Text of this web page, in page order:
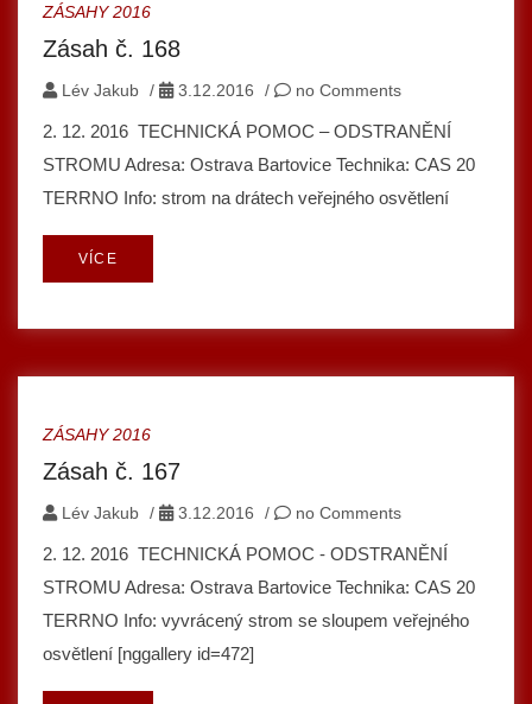
ZÁSAHY 2016
Zásah č. 168
Lév Jakub / 3.12.2016 / no Comments
2. 12. 2016 TECHNICKÁ POMOC – ODSTRANĚNÍ
STROMU Adresa: Ostrava Bartovice Technika: CAS 20
TERRNO Info: strom na drátech veřejného osvětlení
VÍCE
ZÁSAHY 2016
Zásah č. 167
Lév Jakub / 3.12.2016 / no Comments
2. 12. 2016 TECHNICKÁ POMOC - ODSTRANĚNÍ
STROMU Adresa: Ostrava Bartovice Technika: CAS 20
TERRNO Info: vyvrácený strom se sloupem veřejného
osvětlení [nggallery id=472]